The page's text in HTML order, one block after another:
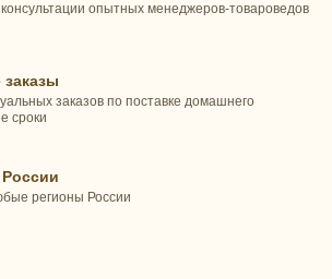
опытных менеджеров-товароведов
заказов по поставке домашнего
сроки
России
регионы России